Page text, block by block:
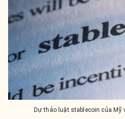
Dự thảo luật stablecoin của